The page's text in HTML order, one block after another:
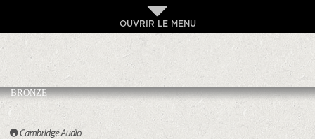
OUVRIR LE MENU
BRONZE